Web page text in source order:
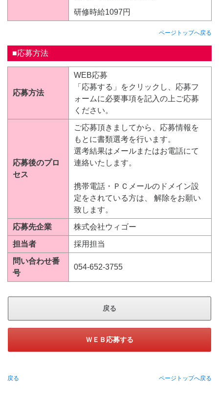
研修時給1097円
ページトップへ戻る
■応募方法
応募方法
WEB応募
「応募する」をクリックし、応募フ
ォームに必要事項を記入の上ご応募
ください。
応募後のプロ
セス
ご応募頂きましてから、応募情報を
もとに書類選考を行います。
選考結果はメールまたはお電話にて
連絡いたします。
携帯電話・ＰＣメールのドメイン設
定をされている方は、 解除をお願い
致します。
応募先企業 株式会社ウィゴー
担当者 採用担当
問い合わせ番
号
054-652-3755
戻る
ＷＥＢ応募する
戻る ページトップへ戻る